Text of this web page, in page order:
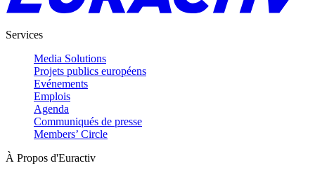
Services
Media Solutions
Projets publics européens
Evénements
Emplois
Agenda
Communiqués de presse
Members’ Circle
À Propos d'Euractiv